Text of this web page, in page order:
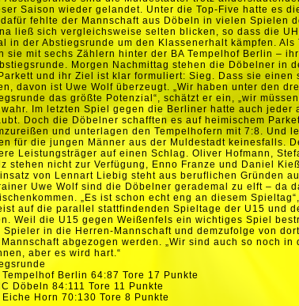
Saison wieder gelandet. Unter die Top-Five hatte es
fehlte der Mannschaft aus Döbeln in vielen Spielen
ließ sich vergleichsweise selten blicken, so dass die
in der Abstiegsrunde um den Klassenerhalt kämpfen. Als
sie mit sechs Zählern hinter der BA Tempelhof Berlin –
Morgen Nachmittag stehen die Döbelner in
und ihr Ziel ist klar formuliert: Sieg. Dass sie einen
davon ist Uwe Wolf überzeugt. „Wir haben unter den
das größte Potenzial“, schätzt er ein, „wir
wahr. Im letzten Spiel gegen die Berliner hatte auch jeder
Doch die Döbelner schafften es auf heimischem
und unterlagen den Tempelhofern mit 7:8. Und
für die jungen Männer aus der Muldestadt keinesfalls.
Leistungsträger auf einen Schlag. Oliver Hofmann,
stehen nicht zur Verfügung, Enno Franze und Daniel
von Lennart Liebig steht aus beruflichen Gründen
Uwe Wolf sind die Döbelner gerademal zu elft – da
„Es ist schon echt eng an diesem
auf die parallel stattfindenden Spieltage der U15 und
Weil die U15 gegen Weißenfels ein wichtiges Spiel
Spieler in die Herren-Mannschaft und demzufolge von
abgezogen werden. „Wir sind auch so noch in
aber es wird hart.“
Tempelhof Berlin 64:87 Tore 17 Punkte
Döbeln 84:111 Tore 11 Punkte
Eiche Horn 70:130 Tore 8 Punkte